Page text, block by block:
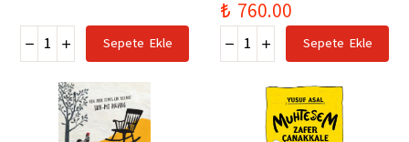
Sepete Ekle
₺ 760.00
Sepete Ekle